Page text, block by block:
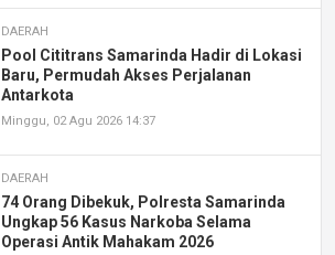
DAERAH
Pool Cititrans Samarinda Hadir di Lokasi
Baru, Permudah Akses Perjalanan
Antarkota
Minggu, 02 Agu 2026 14:37
DAERAH
74 Orang Dibekuk, Polresta Samarinda
Ungkap 56 Kasus Narkoba Selama
Operasi Antik Mahakam 2026